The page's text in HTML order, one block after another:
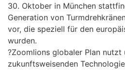
30. Oktober in München
Generation von
vor, die speziell für den
wurden.
?Zoomlions globaler Plan nutzt
zukunftsweisenden